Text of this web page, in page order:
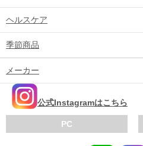
ヘルスケア
季節商品
メーカー
公式Instagramはこちら
PC